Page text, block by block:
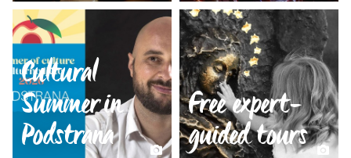
Cultural
Summer in
Podstrana
Free expert-
guided tours